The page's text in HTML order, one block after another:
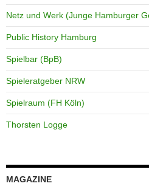
Netz und Werk (Junge Hamburger
Public History Hamburg
Spielbar (BpB)
Spieleratgeber NRW
Spielraum (FH Köln)
Thorsten Logge
MAGAZINE